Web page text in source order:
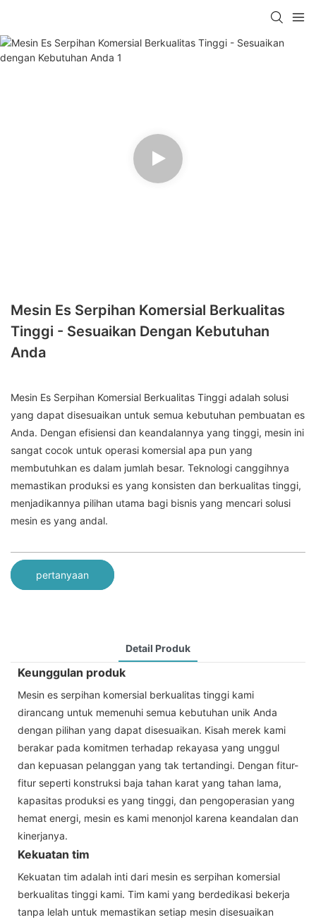
Mesin Es Serpihan Komersial Berkualitas
Tinggi - Sesuaikan Dengan Kebutuhan
Anda
Mesin Es Serpihan Komersial Berkualitas Tinggi adalah solusi
yang dapat disesuaikan untuk semua kebutuhan pembuatan es
Anda. Dengan efisiensi dan keandalannya yang tinggi, mesin ini
sangat cocok untuk operasi komersial apa pun yang
membutuhkan es dalam jumlah besar. Teknologi canggihnya
memastikan produksi es yang konsisten dan berkualitas tinggi,
menjadikannya pilihan utama bagi bisnis yang mencari solusi
mesin es yang andal.
pertanyaan
Detail Produk
Keunggulan produk
Mesin es serpihan komersial berkualitas tinggi kami
dirancang untuk memenuhi semua kebutuhan unik Anda
dengan pilihan yang dapat disesuaikan. Kisah merek kami
berakar pada komitmen terhadap rekayasa yang unggul
dan kepuasan pelanggan yang tak tertandingi. Dengan fitur-
fitur seperti konstruksi baja tahan karat yang tahan lama,
kapasitas produksi es yang tinggi, dan pengoperasian yang
hemat energi, mesin es kami menonjol karena keandalan dan
kinerjanya.
Kekuatan tim
Kekuatan tim adalah inti dari mesin es serpihan komersial
berkualitas tinggi kami. Tim kami yang berdedikasi bekerja
tanpa lelah untuk memastikan setiap mesin disesuaikan